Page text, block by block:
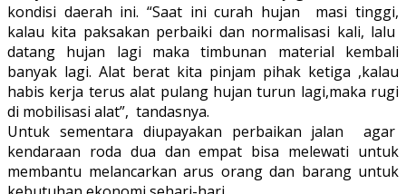
kondisi daerah ini. “Saat ini curah hujan masi tinggi,
kalau kita paksakan perbaiki dan normalisasi kali, lalu
datang hujan lagi maka timbunan material kembali
banyak lagi. Alat berat kita pinjam pihak ketiga ,kalau
habis kerja terus alat pulang hujan turun lagi,maka rugi
di mobilisasi alat”, tandasnya.
Untuk sementara diupayakan perbaikan jalan agar
kendaraan roda dua dan empat bisa melewati untuk
membantu melancarkan arus orang dan barang untuk